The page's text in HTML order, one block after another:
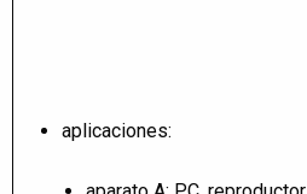
aplicaciones: